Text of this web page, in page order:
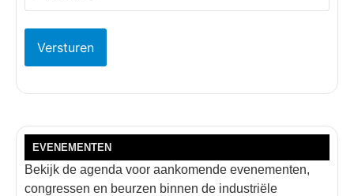
EVENEMENTEN
Bekijk de agenda voor aankomende evenementen,
congressen en beurzen binnen de industriële